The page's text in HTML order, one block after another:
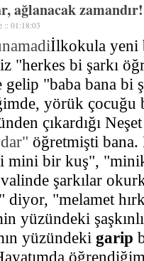
ağlanacak zamandır!
:: 01:18:03
İlkokula yeni
"herkes bi şarkı
"baba bana bi
yörük çocuğu
çıkardığı
öğretmişti bana.
mini bir kuş",
şarkılar
diyor, "melamet
yüzündeki
yüzündeki garip